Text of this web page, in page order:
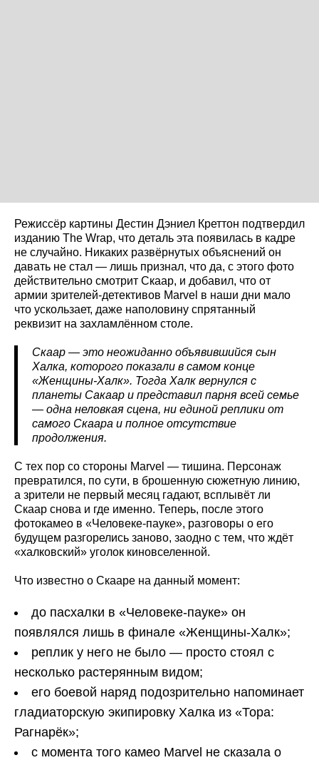
Режиссёр картины Дестин Дэниел Креттон подтвердил
изданию The Wrap, что деталь эта появилась в кадре
не случайно. Никаких развёрнутых объяснений он
давать не стал — лишь признал, что да, с этого фото
действительно смотрит Скаар, и добавил, что от
армии зрителей-детективов Marvel в наши дни мало
что ускользает, даже наполовину спрятанный
реквизит на захламлённом столе.
Скаар — это неожиданно объявившийся сын
Халка, которого показали в самом конце
«Женщины-Халк». Тогда Халк вернулся с
планеты Сакаар и представил парня всей семье
— одна неловкая сцена, ни единой реплики от
самого Скаара и полное отсутствие
продолжения.
С тех пор со стороны Marvel — тишина. Персонаж
превратился, по сути, в брошенную сюжетную линию,
а зрители не первый месяц гадают, всплывёт ли
Скаар снова и где именно. Теперь, после этого
фотокамео в «Человеке-пауке», разговоры о его
будущем разгорелись заново, заодно с тем, что ждёт
«халковский» уголок киновселенной.
Что известно о Скааре на данный момент:
до пасхалки в «Человеке-пауке» он
появлялся лишь в финале «Женщины-Халк»;
реплик у него не было — просто стоял с
несколько растерянным видом;
его боевой наряд подозрительно напоминает
гладиаторскую экипировку Халка из «Тора:
Рагнарёк»;
с момента того камео Marvel не сказала о